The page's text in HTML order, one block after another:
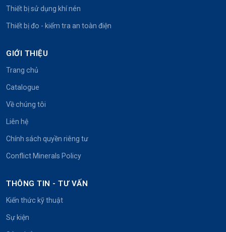
Thiết bị sử dụng khí nén
Thiết bị đo - kiểm tra an toàn điện
GIỚI THIỆU
Trang chủ
Catalogue
Về chúng tôi
Liên hệ
Chính sách quyền riêng tư
Conflict Minerals Policy
THÔNG TIN - TƯ VẤN
Kiến thức kỹ thuật
Sự kiện